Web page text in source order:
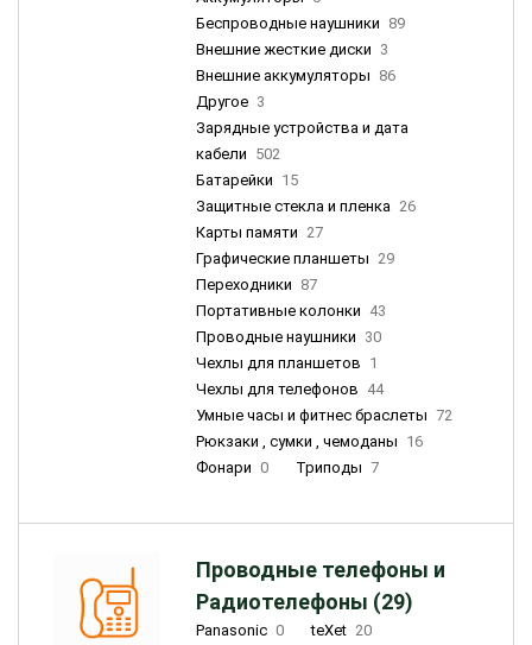
Беспроводные наушники 89
Внешние жесткие диски 3
Внешние аккумуляторы 86
Другое 3
Зарядные устройства и дата
кабели 502
Батарейки 15
Защитные стекла и пленка 26
Карты памяти 27
Графические планшеты 29
Переходники 87
Портативные колонки 43
Проводные наушники 30
Чехлы для планшетов 1
Чехлы для телефонов 44
Умные часы и фитнес браслеты 72
Рюкзаки , сумки , чемоданы 16
Фонари 0 Триподы 7
Проводные телефоны и
Радиотелефоны (29)
Panasonic 0 teXet 20